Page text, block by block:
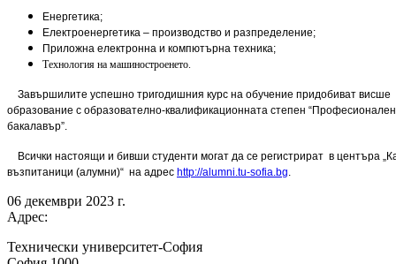
Енергетика;
Електроенергетика – производство и разпределение;
Приложна електронна и компютърна техника;
Технология на машиностроенето.
Завършилите успешно тригодишния курс на обучение придобиват висше
образование с образователно-квалификационната степен “Профе­сионален
бакалавър”.
Всички настоящи и бивши студенти могат да се регистрират в центъра
възпитаници (алумни)“ на адрес http://alumni.tu-sofia.bg.
06 декември 2023 г.
Адрес:
Технически университет-София